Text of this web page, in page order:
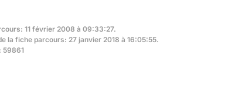
11 février 2008 à 09:33:27.
la fiche parcours: 27 janvier 2018 à 16:05:55.
59861